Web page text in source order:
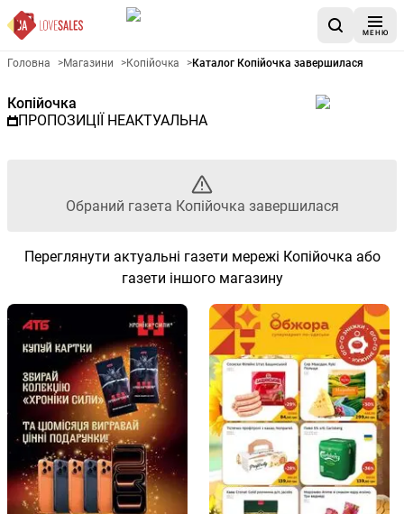
МЕНЮ
Рекламна газета Копійочка
Головна >Магазини >Копійочка >Каталог Копійочка завершилася
Копійочка
ПРОПОЗИЦІЇ НЕАКТУАЛЬНА
Обраний газета Копійочка завершилася
Переглянути актуальні газети мережі Копійочка або
газети іншого магазину